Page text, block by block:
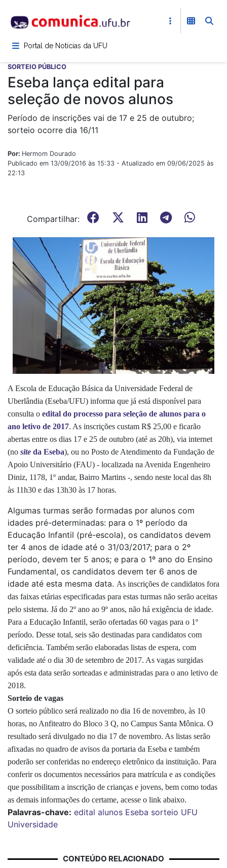
para
conteúdoPortal de Notícias da UFU
SORTEIO PÚBLICO
Eseba lança edital para
seleção de novos alunos
Período de inscrições vai de 17 e 25 de outubro;
sorteio ocorre dia 16/11
Por: Hermom Dourado
Publicado em 13/09/2016 às 15:33 - Atualizado em 09/06/2025 às
22:13
Compartilhar:
A Escola de Educação Básica da Universidade Federal de
Uberlândia (Eseba/UFU) informa que já está disponível para
consulta o edital do processo para seleção de alunos para o
ano letivo de 2017. As inscrições custam R$ 25,00 e ficarão
abertas entre os dias 17 e 25 de outubro (até as 20h), via internet
(no site da Eseba), ou no Posto de Atendimento da Fundação de
Apoio Universitário (FAU) - localizada na Avenida Engenheiro
Diniz, 1178, 1º andar, Bairro Martins -, sendo neste local das 8h
às 11h30 e das 13h30 às 17 horas.
Algumas turmas serão formadas por alunos com
idades pré-determinadas: para o 1º período da
Educação Infantil (pré-escola), os candidatos devem
ter 4 anos de idade até o 31/03/2017; para o 2º
período, devem ter 5 anos; e para o 1º ano do Ensino
Fundamental, os candidatos devem ter 6 anos de
idade até esta mesma data. As inscrições de candidatos fora
das faixas etárias especificadas para estas turmas não serão aceitas
pelo sistema. Já do 2º ano ao 9º anos, não há exigência de idade.
Para a Educação Infantil, serão ofertadas 60 vagas para o 1º
período. Desse total, seis são destinadas para candidatos com
deficiência. Também serão elaboradas listas de espera, com
validade até o dia 30 de setembro de 2017. As vagas surgidas
após esta data serão sorteadas e administradas para o ano letivo de
2018.
Sorteio de vagas
O sorteio público será realizado no dia 16 de novembro, às 10
horas, no Anfiteatro do Bloco 3 Q, no Campus Santa Mônica. O
resultado será divulgado no dia 17 de novembro. As listas serão
afixadas no quadro de avisos da portaria da Eseba e também
poderão ser conferidas no endereço eletrônico da instituição. Para
conferir os documentos necessários para matrícula e as condições
que possibilitam a inscrição de crianças e jovens, bem como todas
as demais informações do certame, acesse o link abaixo.
Palavras-chave: edital alunos Eseba sorteio UFU
Universidade
CONTEÚDO RELACIONADO